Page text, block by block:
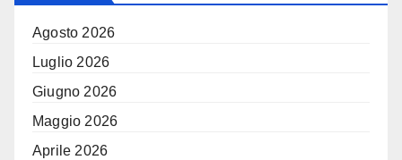
Agosto 2026
Luglio 2026
Giugno 2026
Maggio 2026
Aprile 2026